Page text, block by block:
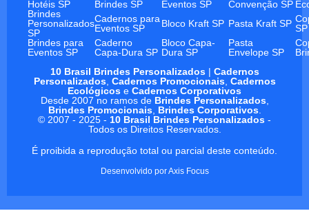
Hotéis SP
Brindes SP
Eventos SP
Convenção SP
Brindes
Personalizados
SP
Cadernos para
Eventos SP
Bloco Kraft SP Pasta Kraft SP SP
Brindes para
Eventos SP
Caderno
Capa-Dura SP
Bloco Capa-
Dura SP
Pasta
Envelope SP
10 Brasil Brindes Personalizados| Cadernos
Personalizados, Cadernos Promocionais, Cadernos
Ecológicos e Cadernos Corporativos
Desde 2007 no ramos de Brindes Personalizados,
Brindes Promocionais, Brindes Corporativos.
© 2007 - 2025 - 10 Brasil Brindes Personalizados -
Todos os Direitos Reservados.
É proibida a reprodução total ou parcial deste conteúdo.
Desenvolvido porAxis Focus